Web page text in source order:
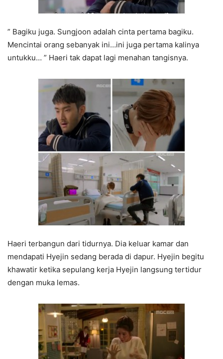
” Bagiku juga. Sungjoon adalah cinta pertama bagiku.
Mencintai orang sebanyak ini…ini juga pertama kalinya
untukku… ” Haeri tak dapat lagi menahan tangisnya.
Haeri terbangun dari tidurnya. Dia keluar kamar dan
mendapati Hyejin sedang berada di dapur. Hyejin begitu
khawatir ketika sepulang kerja Hyejin langsung tertidur
dengan muka lemas.